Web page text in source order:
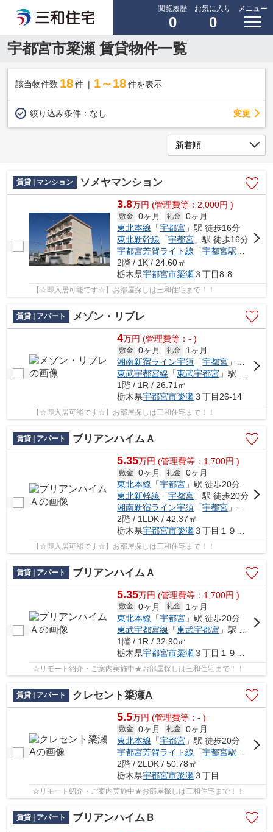
閲覧履歴
0
お気に入り
0
メニュー
宇都宮市簗瀬 賃貸物件一覧
該当物件数 18件 1～18 件を表示
絞り込み条件： なし 変更
賃貸 | マンション ソメヤマンション
3.8万円 (管理費等：2,000円 )
敷金 0ヶ月 礼金 0ヶ月
東北本線 「宇都宮 」駅 徒歩16分
東北新幹線 「宇都宮 」駅 徒歩16分
宇都宮芳賀ライト線 「宇都宮駅東口
2階 / 1K / 24.60㎡
栃木県宇都宮市簗瀬３丁目8-8
【☆即入居可能です☆】お部屋探しは三和住宅まで！！
賃貸 | アパート メゾン・リブレ
4万円 (管理費等：- )
敷金 0ヶ月 礼金
1ヶ月
湘南新宿ライン宇須 「宇都宮 」駅 徒歩20分車8分 2.4km
東武宇都宮線 「東武宇都宮 」駅 バス16分 「簗瀬東」 停歩6分車8分 2.7km
1階 / 1R / 26.71㎡
栃木県宇都宮市簗瀬３丁目26-14
【☆即入居可能です☆】お部屋探しは三和住宅まで！！
賃貸 | アパート ブリアンハイムＡ
5.35万円 (管理費等：1,700円 )
敷金 0ヶ月 礼金 0ヶ月
東北本線 「宇都宮 」駅 徒歩20分
東北新幹線 「宇都宮 」駅 徒歩20分
湘南新宿ライン宇須 「宇都宮 」駅 徒歩20分
2階 / 1LDK / 42.37㎡
栃木県宇都宮市簗瀬３丁目１９－１３
【☆即入居可能です☆】お部屋探しは三和住宅まで！！
賃貸 | アパート ブリアンハイムＡ
5.35万円 (管理費等：1,700円 )
敷金 0ヶ月 礼金
1ヶ月
東北本線 「宇都宮 」駅 徒歩20分
東武宇都宮線 「東武宇都宮 」駅 徒歩24分
1階 / 1R / 32.90㎡
栃木県宇都宮市簗瀬３丁目１９－１３
☆リモート紹介・ご案内実施中★お部屋探しは三和住宅まで！！
賃貸 | アパート クレセント簗瀬A
5.5万円 (管理費等：- )
敷金 0ヶ月 礼金 0ヶ月
東北本線 「宇都宮 」駅 徒歩20分
宇都宮芳賀ライト線 「宇都宮駅東口
」駅
2階 / 2LDK / 50.78㎡
栃木県宇都宮市簗瀬３丁目
☆リモート紹介・ご案内実施中★お部屋探しは三和住宅まで！！
賃貸 | アパート ブリアンハイムＢ